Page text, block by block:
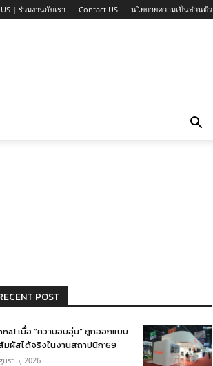
| ร่วมงานกับเรา Contact US นโยบายความเป็นส่วนตัว
POST
เมื่อ “ความอบอุ่น” ถูกออกแบบ
มผัสได้จริงในงานสถาปนิก’69
5, 2026